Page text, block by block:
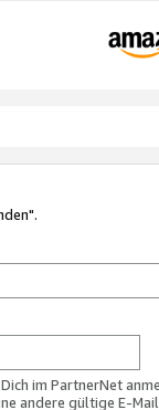
im PartnerNet
andere gültige E-